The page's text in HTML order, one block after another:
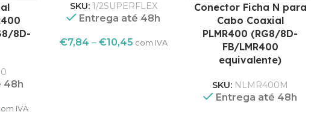
8D-
48h
IVA
SKU: 1/2SUPERFLEX
Entrega até 48h
€7,84 – €10,45 com IVA
Conector Ficha N para
Cabo Coaxial
PLMR400 (RG8/8D-
FB/LMR400
equivalente)
SKU: NLMR400M
Entrega até 48h